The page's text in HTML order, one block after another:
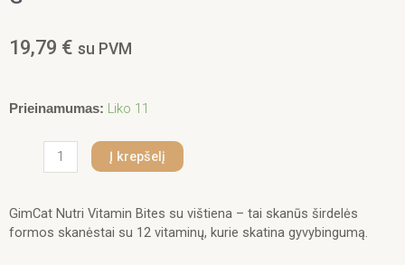
19,79 € su PVM
Prieinamumas: Liko 11
produkto
GIMCAT
CHICKEN
(su
Į krepšelį
GimCat Nutri Vitamin Bites su vištiena – tai skanūs širdelės
formos skanėstai su 12 vitaminų, kurie skatina gyvybingumą.